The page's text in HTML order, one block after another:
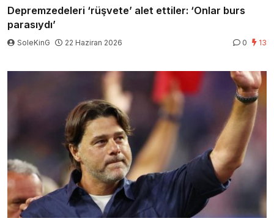
Depremzedeleri ‘rüşvete’ alet ettiler: ‘Onlar burs
parasıydı’
SoleKinG 22 Haziran 2026 0 13